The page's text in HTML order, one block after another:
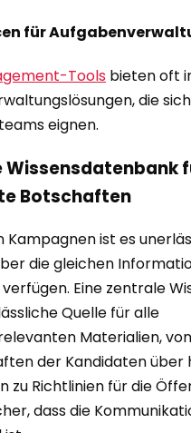
für
Tools bieten oft
die
eignen.
Wissensdatenbank
Botschaften
Kampagnen ist es
die gleichen
Eine zentrale
Quelle für alle
Materialien,
der Kandidaten über
zu Richtlinien für die
dass die